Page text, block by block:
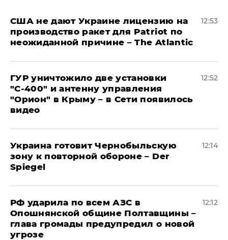
США не дают Украине лицензию на
производство ракет для Patriot по
неожиданной причине – The Atlantic
12:53
ГУР уничтожило две установки
"С‑400" и антенну управления
"Орион" в Крыму – в Сети появилось
видео
12:52
Украина готовит Чернобыльскую
зону к повторной обороне – Der
Spiegel
12:14
РФ ударила по всем АЗС в
Опошнянской общине Полтавщины –
глава громады предупредил о новой
угрозе
12:12